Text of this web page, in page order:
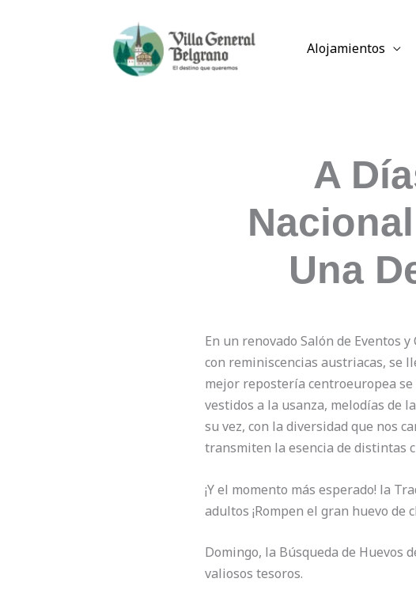
Alojamientos
A
Una
En un renovado Salón de Eventos
con reminiscencias austriacas, se
mejor repostería centroeuropea
vestidos a la usanza, melodías de
su vez, con la diversidad que nos
transmiten la esencia de distintas
¡Y el momento más esperado! la
adultos ¡Rompen el gran huevo
Domingo, la Búsqueda de Huevos
valiosos tesoros.